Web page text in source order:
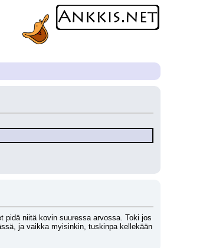
niitä kovin suuressa arvossa. Toki jos
ja vaikka myisinkin, tuskinpa kellekään